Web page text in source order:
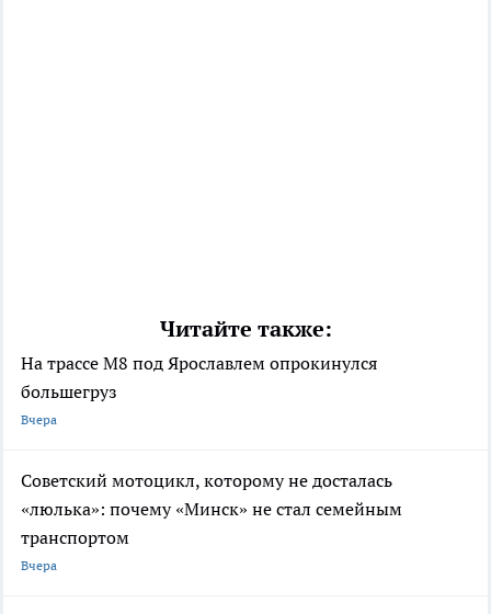
Читайте также:
На трассе М8 под Ярославлем опрокинулся
большегруз
Вчера
Советский мотоцикл, которому не досталась
«люлька»: почему «Минск» не стал семейным
транспортом
Вчера